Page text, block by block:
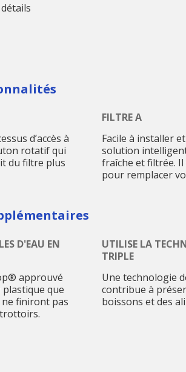
d’accès à
rotatif qui
du filtre plus
FILTRE A
Facile à installer
solution
fraîche et filtrée.
pour remplacer
D'EAU EN
approuvé
que
ne finiront pas
UTILISE LA
TRIPLE
Une technologie
contribue à
boissons et des